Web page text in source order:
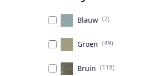
Blauw (7)
Groen (49)
Bruin (118)